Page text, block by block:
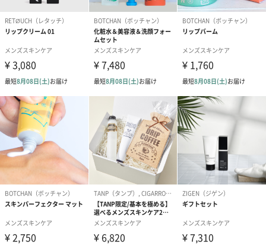
「高抱水性オイル」「グリセリン」などの植物由来の油剤を組合
せベストバランスにすることで使い方の幅を広げ、使用部位に適
した保湿レベルに合わせてアレンジできるボディケアを可能にし
ました。
２．洗い流しても潤う秘密
濡れたままの体に使用することで大量の水分をキャッチし、ベタ
つきのない保湿ベールが身体を包み込み、潤いを閉じ込めます。
３. スキンケア製品との共通成分を配合
奇跡のリンゴや復活の木、黄金繭など、スキンケア製品との共通
成分を配合することで肌本来の美しさに働きかけ、健康で潤った